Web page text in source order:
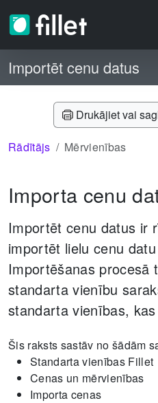
Importēt cenu datus
Drukājiet vai
Rādītājs Mērvienības
Importa cenu
Importēt cenu datus ir
importēt lielu cenu
Importēšanas procesā
standarta vienību
standarta vienības,
Šis raksts sastāv no šādām
Standarta vienības Fillet
Cenas un mērvienības
Importa cenas